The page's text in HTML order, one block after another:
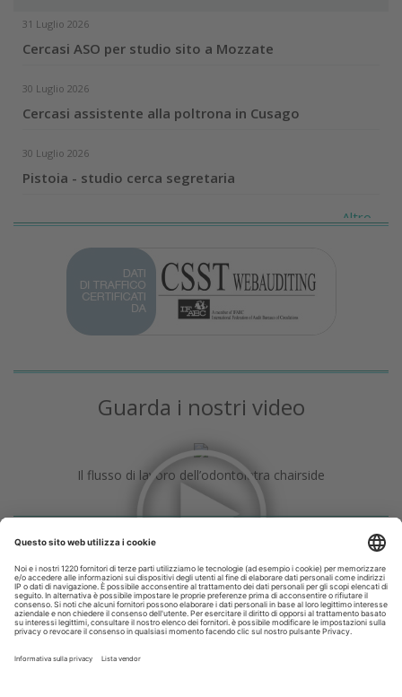
31 Luglio 2026
Cercasi ASO per studio sito a Mozzate
30 Luglio 2026
Cercasi assistente alla poltrona in Cusago
30 Luglio 2026
Pistoia - studio cerca segretaria
Altro...
Guarda i nostri video
Il flusso di lavoro dell’odontoiatra chairside
Odontoiatria33